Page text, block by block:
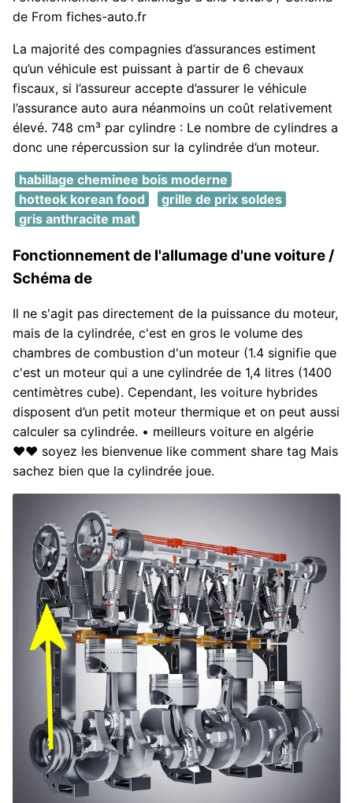
de From fiches-auto.fr
La majorité des compagnies d’assurances estiment
qu’un véhicule est puissant à partir de 6 chevaux
fiscaux, si l’assureur accepte d’assurer le véhicule
l’assurance auto aura néanmoins un coût relativement
élevé. 748 cm³ par cylindre : Le nombre de cylindres a
donc une répercussion sur la cylindrée d’un moteur.
habillage cheminee bois moderne
hotteok korean food
grille de prix soldes
gris anthracite mat
Fonctionnement de l'allumage d'une voiture /
Schéma de
Il ne s'agit pas directement de la puissance du moteur,
mais de la cylindrée, c'est en gros le volume des
chambres de combustion d'un moteur (1.4 signifie que
c'est un moteur qui a une cylindrée de 1,4 litres (1400
centimètres cube). Cependant, les voiture hybrides
disposent d’un petit moteur thermique et on peut aussi
calculer sa cylindrée. • meilleurs voiture en algérie
♥♥ soyez les bienvenue like comment share tag Mais
sachez bien que la cylindrée joue.